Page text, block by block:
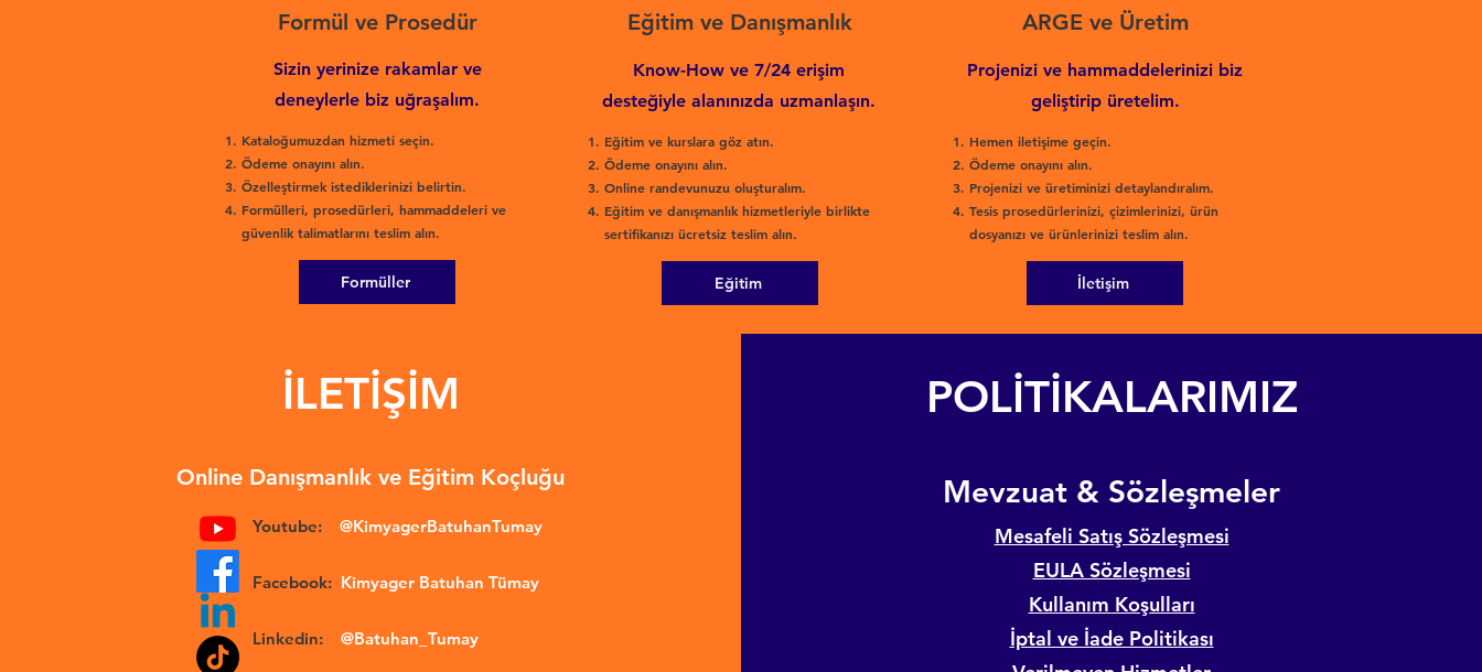
Formül ve Prosedür
Sizin yerinize rakamlar ve
deneylerle biz uğraşalım.
Kataloğumuzdan hizmeti seçin.
Ödeme onayını alın.
Özelleştirmek istediklerinizi belirtin.
Formülleri, prosedürleri, hammaddeleri ve
güvenlik talimatlarını teslim alın.
Formüller
Eğitim ve Danışmanlık
Know-How ve 7/24 erişim
desteğiyle alanınızda uzmanlaşın.
Eğitim ve kurslara göz atın.
Ödeme onayını alın.
Online randevunuzu oluşturalım.
Eğitim ve danışmanlık hizmetleriyle birlikte
sertifikanızı ücretsiz teslim alın.
Eğitim
ARGE ve Üretim
Hemen iletişime geçin.
Ödeme onayını alın.
Projenizi ve üretiminizi detaylandıralım.
Tesis prosedürlerinizi, çizimlerinizi, ürün
dosyanızı ve ürünlerinizi teslim alın.
Projenizi ve hammaddelerinizi biz
geliştirip üretelim.
İletişim
İLETİŞİM
Online Danışmanlık ve Eğitim Koçluğu
Youtube: @KimyagerBatuhanTumay
Facebook: Kimyager Batuhan Tümay
Linkedin: @Batuhan_Tumay
POLİTİKALARIMIZ
​Mevzuat & Sözleşmeler
Mesafeli Satış Sözleşmesi
EULA Sözleşmesi
Kullanım Koşulları
İptal ve İade Politikası